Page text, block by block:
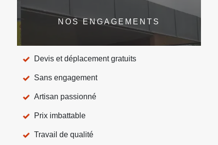
NOS ENGAGEMENTS
Devis et déplacement gratuits
Sans engagement
Artisan passionné
Prix imbattable
Travail de qualité